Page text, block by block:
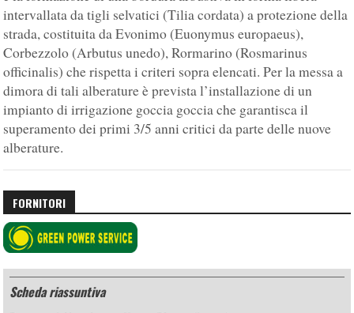
intervallata da tigli selvatici (Tilia cordata) a protezione della
strada, costituita da Evonimo (Euonymus europaeus),
Corbezzolo (Arbutus unedo), Rormarino (Rosmarinus
officinalis) che rispetta i criteri sopra elencati. Per la messa a
dimora di tali alberature è prevista l’installazione di un
impianto di irrigazione goccia goccia che garantisca il
superamento dei primi 3/5 anni critici da parte delle nuove
alberature.
FORNITORI
Scheda riassuntiva